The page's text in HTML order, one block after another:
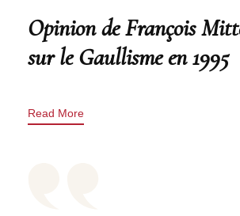
Opinion de François
sur le Gaullisme en 1995
Read More